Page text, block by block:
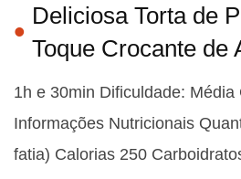
Deliciosa Torta de
Toque Crocante de
1h e 30min Dificuldade: Média
Informações Nutricionais
fatia) Calorias 250